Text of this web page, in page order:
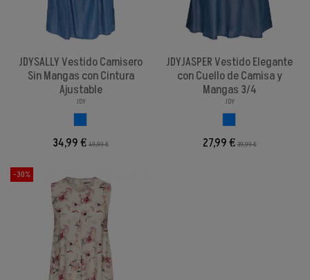
JDYSALLY Vestido Camisero
Sin Mangas con Cintura
Ajustable
JDY
34,99 € 49,99 €
JDYJASPER Vestido Elegante
con Cuello de Camisa y
Mangas 3/4
JDY
27,99 €39,99 €
-30%